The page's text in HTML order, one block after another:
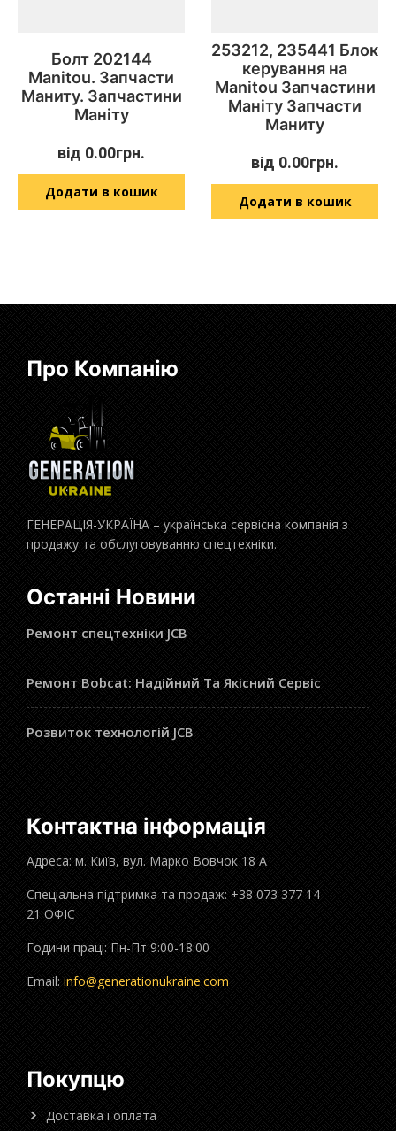
Болт 202144
Manitou. Запчасти
Маниту. Запчастини
Маніту
від 0.00грн.
Додати в кошик
253212, 235441 Блок
керування на
Manitou Запчастини
Маніту Запчасти
Маниту
від 0.00грн.
Додати в кошик
Про Компанію
ГЕНЕРАЦІЯ-УКРАЇНА – українська сервісна компанія з
продажу та обслуговуванню спецтехніки.
Останні Новини
Ремонт спецтехніки JCB
Ремонт Bobcat: Надійний Та Якісний Сервіс
Розвиток технологій JCB
Контактна інформація
Адреса: м. Київ, вул. Марко Вовчок 18 А
Спеціальна підтримка та продаж: +38 073 377 14
21 ОФІС
Години праці: Пн-Пт 9:00-18:00
Email: info@generationukraine.com
Покупцю
Доставка і оплата